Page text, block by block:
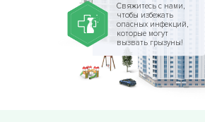
Свяжитесь с нами,
чтобы избежать
опасных инфекций,
которые могут
вызвать грызуны!